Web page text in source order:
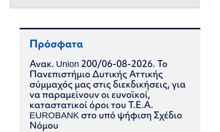
Πρόσφατα
Ανακ. Union 200/06-08-2026. Το
Πανεπιστήμιο Δυτικής Αττικής
σύμμαχός μας στις διεκδικήσεις, για
να παραμείνουν οι ευνοϊκοί,
καταστατικοί όροι του Τ.Ε.Α.
EUROBANK στο υπό ψήφιση Σχέδιο
Νόμου